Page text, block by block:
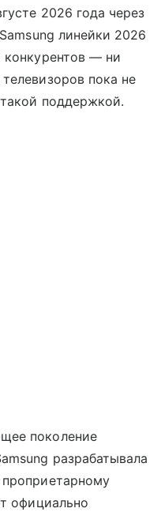
2026 года через
Samsung линейки 2026
конкурентов — ни
пока не
поддержкой.
поколение
разрабатывала
официально